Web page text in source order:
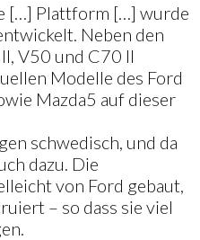
[…] Plattform […] wurde
Neben den
V50 und C70 II
Modelle des Ford
Mazda5 auf dieser
schwedisch, und da
dazu. Die
von Ford gebaut,
– so dass sie viel